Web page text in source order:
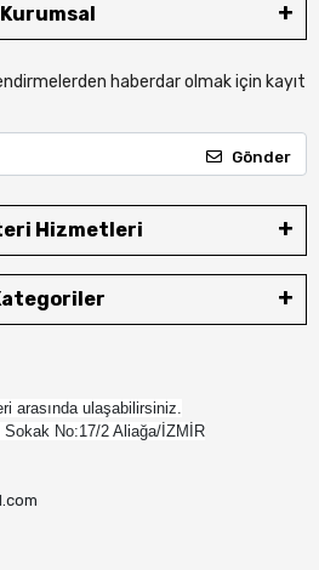
Kurumsal
haberdar olmak için kayıt
Gönder
Hizmetleri
arasında ulaşabilirsiniz.
No:17/2 Aliağa/İZMİR